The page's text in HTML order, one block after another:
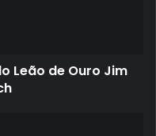
Leão de Ouro Jim